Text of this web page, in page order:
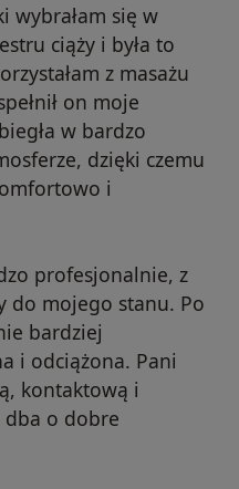
wybrałam się w
ciąży i była to
z masażu
on moje
w bardzo
dzięki czemu
i
profesjonalnie, z
do mojego stanu. Po
bardziej
i odciążona. Pani
kontaktową i
dba o dobre